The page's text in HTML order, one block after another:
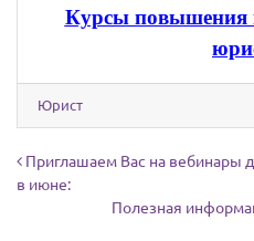
Курсы повышения
Юрист
Навигация по
Приглашаем Вас на вебинары
в июне:
Полезная